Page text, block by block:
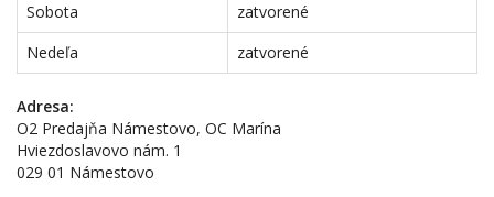
Sobota
zatvorené
Nedeľa
zatvorené
Adresa:
O2 Predajňa Námestovo, OC Marína
Hviezdoslavovo nám. 1
029 01 Námestovo